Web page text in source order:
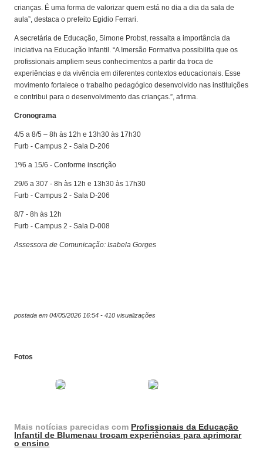
crianças. É uma forma de valorizar quem está no dia a dia da sala de
aula”, destaca o prefeito Egidio Ferrari.
A secretária de Educação, Simone Probst, ressalta a importância da
iniciativa na Educação Infantil. “A Imersão Formativa possibilita que os
profissionais ampliem seus conhecimentos a partir da troca de
experiências e da vivência em diferentes contextos educacionais. Esse
movimento fortalece o trabalho pedagógico desenvolvido nas instituições
e contribui para o desenvolvimento das crianças.”, afirma.
Cronograma
4/5 a 8/5 – 8h às 12h e 13h30 às 17h30
Furb - Campus 2 - Sala D-206
1º/6 a 15/6 - Conforme inscrição
29/6 a 307 - 8h às 12h e 13h30 às 17h30
Furb - Campus 2 - Sala D-206
8/7 - 8h às 12h
Furb - Campus 2 - Sala D-008
Assessora de Comunicação: Isabela Gorges
postada em 04/05/2026 16:54 - 410 visualizações
Fotos
Mais notícias parecidas com Profissionais da Educação
Infantil de Blumenau trocam experiências para aprimorar
o ensino